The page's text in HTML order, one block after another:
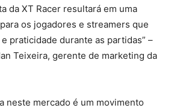
da XT Racer resultará em uma
os jogadores e streamers que
praticidade durante as partidas” –
Teixeira, gerente de marketing da
neste mercado é um movimento